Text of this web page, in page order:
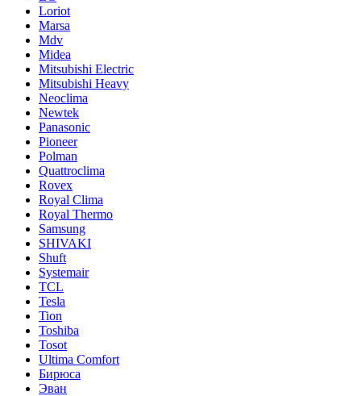
Loriot
Marsa
Mdv
Midea
Mitsubishi Electric
Mitsubishi Heavy
Neoclima
Newtek
Panasonic
Pioneer
Polman
Quattroclima
Rovex
Royal Clima
Royal Thermo
Samsung
SHIVAKI
Shuft
Systemair
TCL
Tesla
Tion
Toshiba
Tosot
Ultima Comfort
Бирюса
Эван